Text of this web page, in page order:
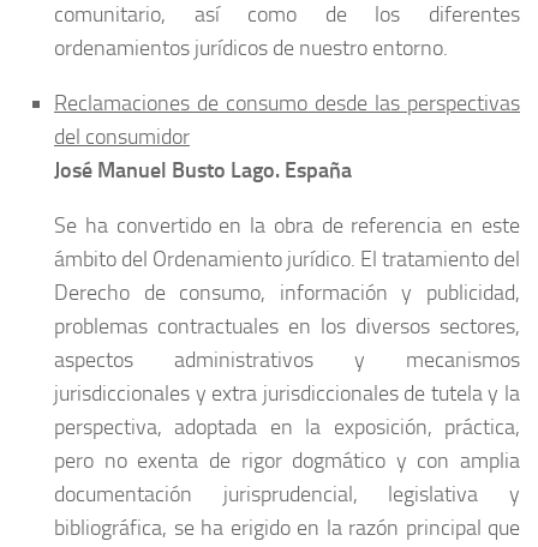
comunitario, así como de los diferentes
ordenamientos jurídicos de nuestro entorno.
Reclamaciones de consumo desde las perspectivas
del consumidor
José Manuel Busto Lago. España
Se ha convertido en la obra de referencia en este
ámbito del Ordenamiento jurídico. El tratamiento del
Derecho de consumo, información y publicidad,
problemas contractuales en los diversos sectores,
aspectos administrativos y mecanismos
jurisdiccionales y extra jurisdiccionales de tutela y la
perspectiva, adoptada en la exposición, práctica,
pero no exenta de rigor dogmático y con amplia
documentación jurisprudencial, legislativa y
bibliográfica, se ha erigido en la razón principal que